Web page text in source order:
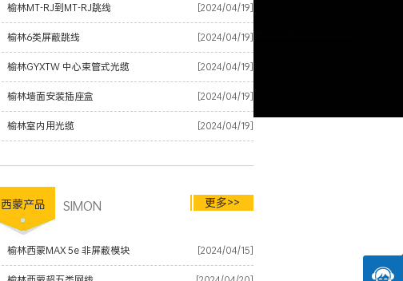
榆林MT-RJ到MT-RJ跳线 [2024/04/19]
榆林6类屏蔽跳线 [2024/04/19]
榆林GYXTW 中心束管式光缆 [2024/04/19]
榆林墙面安装插座盒 [2024/04/19]
榆林室内用光缆 [2024/04/19]
西蒙产品 SIMON 更多>>
榆林西蒙MAX 5e 非屏蔽模块 [2024/04/15]